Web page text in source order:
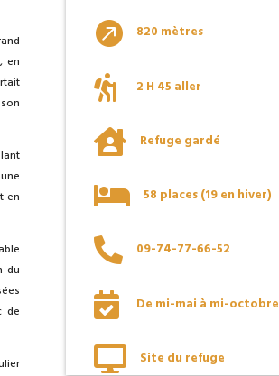
en
en
du
de
 820 mètres
 2 H 45 aller
 Refuge gardé
 58 places (19 en hiver)
 09-74-77-66-52
 De mi-mai à mi-octobre
 Site du refuge